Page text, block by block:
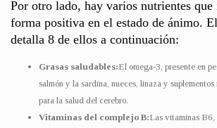
Por otro lado, hay varios nutrientes
forma positiva en el estado de ánimo.
detalla 8 de ellos a continuación:
Grasas saludables:El omega-3, presente en
salmón y la sardina, nueces, linaza y
para la salud del cerebro.
Vitaminas del complejo B:Las vitaminas